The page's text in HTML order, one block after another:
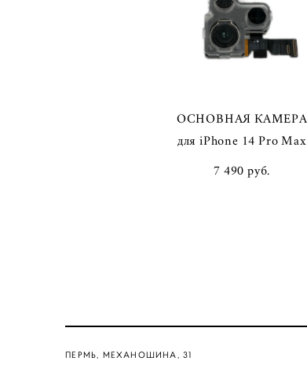
ОСНОВНАЯ КАМЕРА
для iPhone 14 Pro Max
7 490 pуб.
ПЕРМЬ, МЕХАНОШИНА, 31